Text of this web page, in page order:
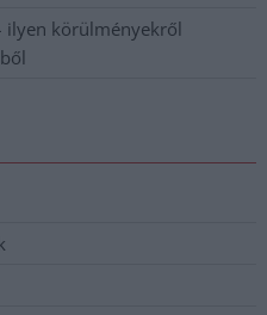
ilyen körülményekről